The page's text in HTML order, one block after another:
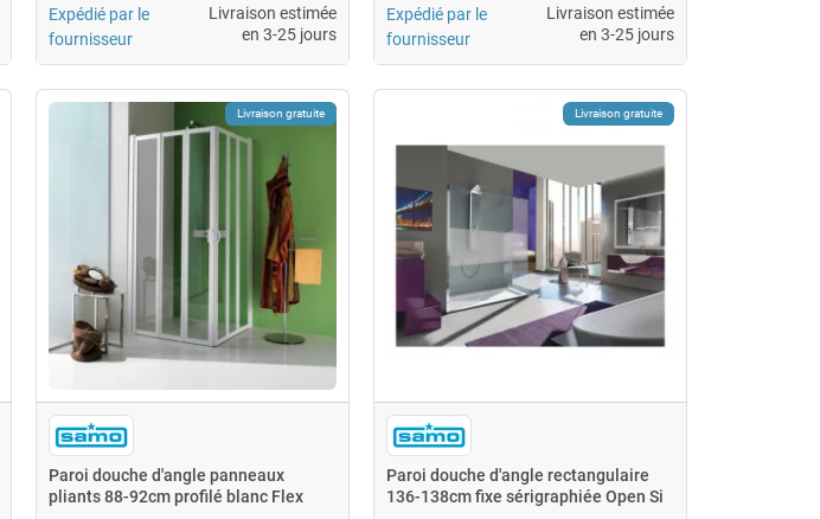
Expédié par le
fournisseur
Livraison estimée
en 3-25 jours
Expédié par le
fournisseur
Livraison estimée
en 3-25 jours
Livraison gratuite
Paroi douche d'angle panneaux
pliants 88-92cm profilé blanc Flex
Livraison gratuite
Paroi douche d'angle rectangulaire
136-138cm fixe sérigraphiée Open Si